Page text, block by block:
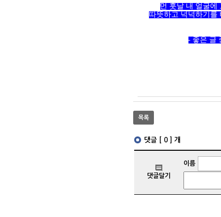
먼 훗날 내 얼굴에
따뜻하고 넉넉하기
목록